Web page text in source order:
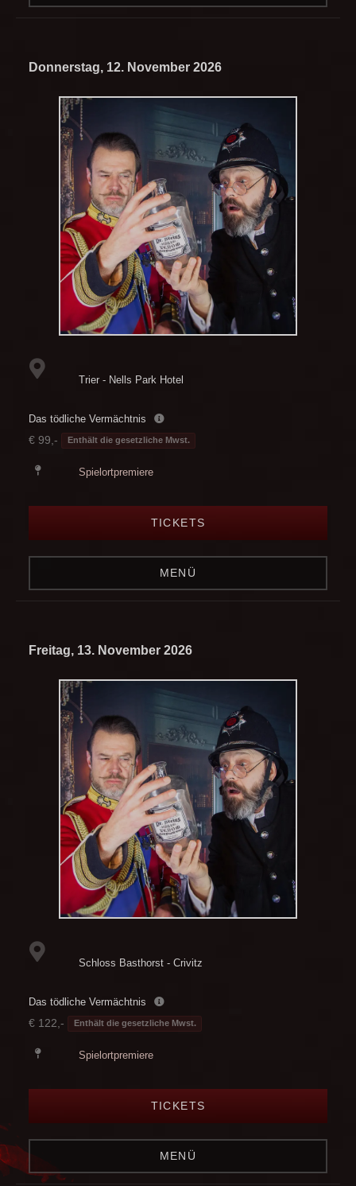
Donnerstag, 12. November 2026
Trier - Nells Park Hotel
Das tödliche Vermächtnis
€ 99,- Enthält die gesetzliche Mwst.
Spielortpremiere
TICKETS
MENÜ
Freitag, 13. November 2026
Schloss Basthorst - Crivitz
Das tödliche Vermächtnis
€ 122,- Enthält die gesetzliche Mwst.
Spielortpremiere
TICKETS
MENÜ